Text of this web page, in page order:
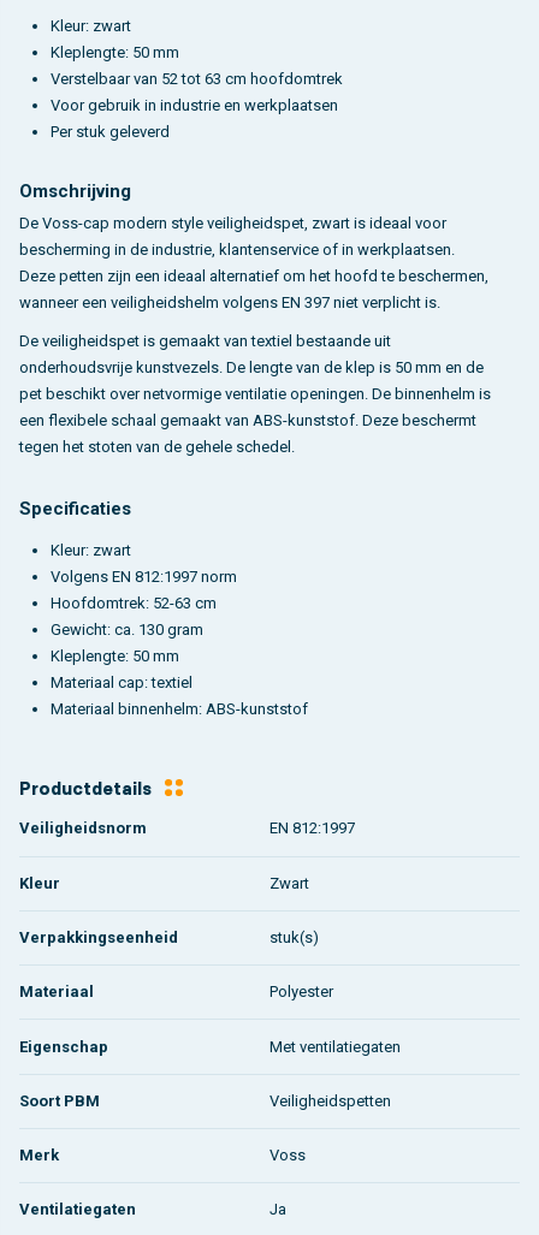
Kleur: zwart
Kleplengte: 50 mm
Verstelbaar van 52 tot 63 cm hoofdomtrek
Voor gebruik in industrie en werkplaatsen
Per stuk geleverd
Omschrijving
De Voss-cap modern style veiligheidspet, zwart is ideaal voor
bescherming in de industrie, klantenservice of in werkplaatsen.
Deze petten zijn een ideaal alternatief om het hoofd te beschermen,
wanneer een veiligheidshelm volgens EN 397 niet verplicht is.
De veiligheidspet is gemaakt van textiel bestaande uit
onderhoudsvrije kunstvezels. De lengte van de klep is 50 mm en de
pet beschikt over netvormige ventilatie openingen. De binnenhelm is
een flexibele schaal gemaakt van ABS-kunststof. Deze beschermt
tegen het stoten van de gehele schedel.
Specificaties
Kleur: zwart
Volgens EN 812:1997 norm
Hoofdomtrek: 52-63 cm
Gewicht: ca. 130 gram
Kleplengte: 50 mm
Materiaal cap: textiel
Materiaal binnenhelm: ABS-kunststof
Productdetails
Veiligheidsnorm EN 812:1997
Kleur Zwart
Verpakkingseenheid stuk(s)
Materiaal Polyester
Eigenschap Met ventilatiegaten
Soort PBM Veiligheidspetten
Merk Voss
Ventilatiegaten Ja